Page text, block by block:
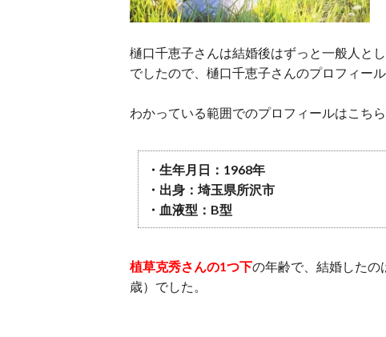
樋口千恵子さんは結婚後はずっと一般人と
でしたので、樋口千恵子さんのプロフィー
わかっている範囲でのプロフィールはこちら
・生年月日：1968年
・出身：埼玉県所沢市
・血液型：B型
植草克秀さんの1つ下の年齢で、結婚したの
歳）でした。